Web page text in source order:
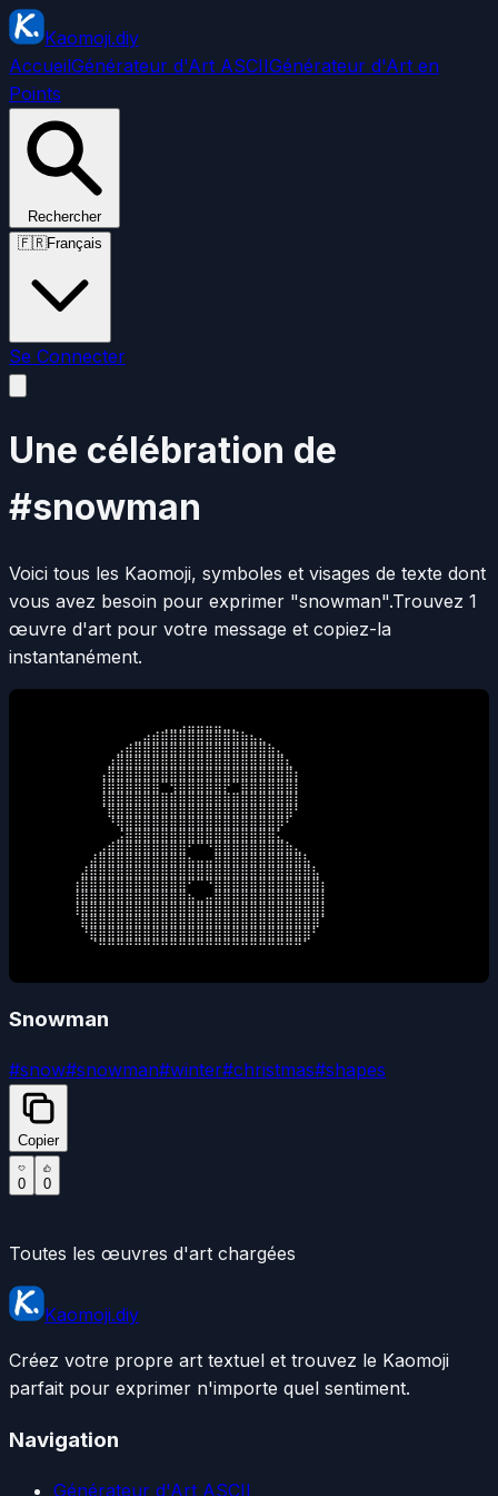
Kaomoji.diy
AccueilGénérateur d'Art ASCIIGénérateur d'Art en
Points
Rechercher
🇫🇷Français
Se Connecter
Une célébration de
#snowman
Voici tous les Kaomoji, symboles et visages de texte dont
vous avez besoin pour exprimer "snowman".Trouvez 1
œuvre d'art pour votre message et copiez-la
instantanément.
⠀⠀⠀⠀⠀⠀⠀⠀⠀⠀⠀⠀⠀⠀⠀⢀⣀⣠⣤⣤⣤⣤⣀⡀⠀⠀⠀⠀⠀⠀⠀⠀⠀⠀⠀⠀⠀⠀⠀
⠀⠀⠀⠀⠀⠀⠀⠀⠀⠀⠀⠀⣀⣴⣾⣿⣿⣿⣿⣿⣿⣿⣿⣿⣷⣦⣄⠀⠀⠀⠀⠀⠀⠀⠀⠀⠀⠀⠀
⠀⠀⠀⠀⠀⠀⠀⠀⠀⠀⣠⣾⣿⣿⣿⣿⣿⣿⣿⣿⣿⣿⣿⣿⣿⣿⣿⣷⣄⠀⠀⠀⠀⠀⠀⠀⠀⠀⠀
⠀⠀⠀⠀⠀⠀⠀⠀⠀⣰⣿⣿⣿⣿⣿⣿⣿⣿⣿⣿⣿⣿⣿⣿⣿⣿⣿⣿⣿⣆⠀⠀⠀⠀⠀⠀⠀⠀⠀
⠀⠀⠀⠀⠀⠀⠀⠀⢠⣿⣿⣿⣿⣿⣿⣿⣿⣿⣿⣿⣿⣿⣿⣿⣿⣿⣿⣿⣿⣿⡆⠀⠀⠀⠀⠀⠀⠀⠀
⠀⠀⠀⠀⠀⠀⠀⠀⢸⣿⣿⣿⣿⣿⣿⠉⢻⣿⣿⣿⣿⣿⡟⠉⣿⣿⣿⣿⣿⣿⡇⠀⠀⠀⠀⠀⠀⠀⠀
⠀⠀⠀⠀⠀⠀⠀⠀⢸⣿⣿⣿⣿⣿⣿⣿⣿⣿⣿⣿⣿⣿⣿⣿⣿⣿⣿⣿⣿⣿⡇⠀⠀⠀⠀⠀⠀⠀⠀
⠀⠀⠀⠀⠀⠀⠀⠀⠈⣿⣿⣿⣿⣿⣿⣿⣿⣿⣿⣿⣿⣿⣿⣿⣿⣿⣿⣿⣿⣿⠃⠀⠀⠀⠀⠀⠀⠀⠀
⠀⠀⠀⠀⠀⠀⠀⠀⠀⠘⢿⣿⣿⣿⣿⣿⣿⣿⣿⣿⣿⣿⣿⣿⣿⣿⣿⣿⡿⠃⠀⠀⠀⠀⠀⠀⠀⠀⠀
⠀⠀⠀⠀⠀⠀⠀⠀⠀⠀⣨⣿⣿⣿⣿⣿⣿⣿⣿⣿⣿⣿⣿⣿⣿⣿⣿⣿⣅⠀⠀⠀⠀⠀⠀⠀⠀⠀⠀
⠀⠀⠀⠀⠀⠀⠀⠀⣠⣾⣿⣿⣿⣿⣿⣿⣿⣿⠋⠉⠙⣿⣿⣿⣿⣿⣿⣿⣿⣷⣄⠀⠀⠀⠀⠀⠀⠀⠀
⠀⠀⠀⠀⠀⠀⠀⣼⣿⣿⣿⣿⣿⣿⣿⣿⣿⣿⣦⣤⣤⣿⣿⣿⣿⣿⣿⣿⣿⣿⣿⣧⠀⠀⠀⠀⠀⠀⠀
⠀⠀⠀⠀⠀⠀⣼⣿⣿⣿⣿⣿⣿⣿⣿⣿⣿⣿⣿⣿⣿⣿⣿⣿⣿⣿⣿⣿⣿⣿⣿⣿⣧⠀⠀⠀⠀⠀⠀
⠀⠀⠀⠀⠀⢰⣿⣿⣿⣿⣿⣿⣿⣿⣿⣿⣿⣿⠋⠉⠙⣿⣿⣿⣿⣿⣿⣿⣿⣿⣿⣿⣿⡆⠀⠀⠀⠀⠀
⠀⠀⠀⠀⠀⢸⣿⣿⣿⣿⣿⣿⣿⣿⣿⣿⣿⣿⣦⣀⣤⣿⣿⣿⣿⣿⣿⣿⣿⣿⣿⣿⣿⡇⠀⠀⠀⠀⠀
⠀⠀⠀⠀⠀⢸⣿⣿⣿⣿⣿⣿⣿⣿⣿⣿⣿⣿⣿⣿⣿⣿⣿⣿⣿⣿⣿⣿⣿⣿⣿⣿⣿⡇⠀⠀⠀⠀⠀
⠀⠀⠀⠀⠀⠀⣿⣿⣿⣿⣿⣿⣿⣿⣿⣿⣿⣿⣿⣿⣿⣿⣿⣿⣿⣿⣿⣿⣿⣿⣿⣿⣿⠁⠀⠀⠀⠀⠀
⠀⠀⠀⠀⠀⠀⠘⣿⣿⣿⣿⣿⣿⣿⣿⣿⣿⣿⣿⣿⣿⣿⣿⣿⣿⣿⣿⣿⣿⣿⣿⣿⠃⠀⠀⠀⠀⠀⠀
⠀⠀⠀⠀⠀⠀⠀⠈⠛⠛⠛⠛⠛⠛⠛⠛⠛⠛⠛⠛⠛⠛⠛⠛⠛⠛⠛⠛⠛⠛⠛⠁⠀⠀⠀⠀⠀⠀⠀
Snowman
#snow#snowman#winter#christmas#shapes
Copier
0 0
Toutes les œuvres d'art chargées
Kaomoji.diy
Créez votre propre art textuel et trouvez le Kaomoji
parfait pour exprimer n'importe quel sentiment.
Navigation
Générateur d'Art ASCII